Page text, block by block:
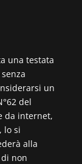
una testata
un
del
da internet,
lo si
alla
non